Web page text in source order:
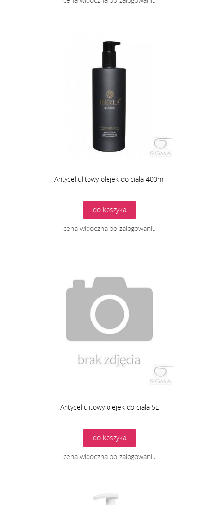
Antycellulitowy olejek do ciała 400ml
do koszyka
cena widoczna po zalogowaniu
Antycellulitowy olejek do ciała 5L
do koszyka
cena widoczna po zalogowaniu